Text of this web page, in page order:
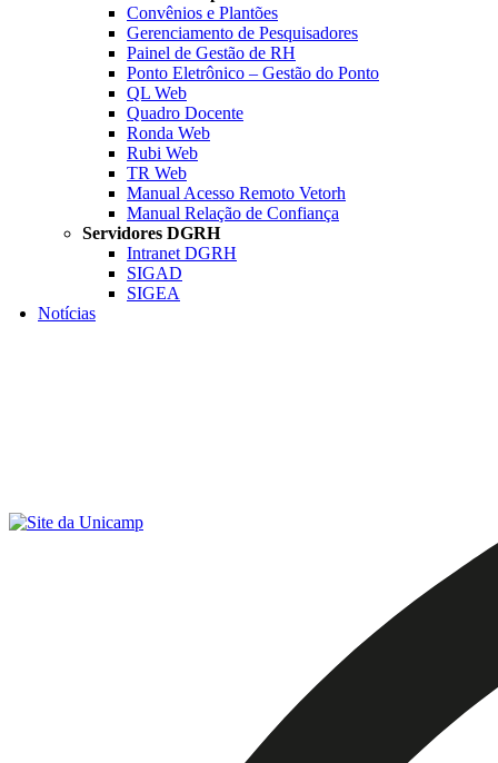
Convênios e Plantões
Gerenciamento de Pesquisadores
Painel de Gestão de RH
Ponto Eletrônico – Gestão do Ponto
QL Web
Quadro Docente
Ronda Web
Rubi Web
TR Web
Manual Acesso Remoto Vetorh
Manual Relação de Confiança
Servidores DGRH
Intranet DGRH
SIGAD
SIGEA
Notícias